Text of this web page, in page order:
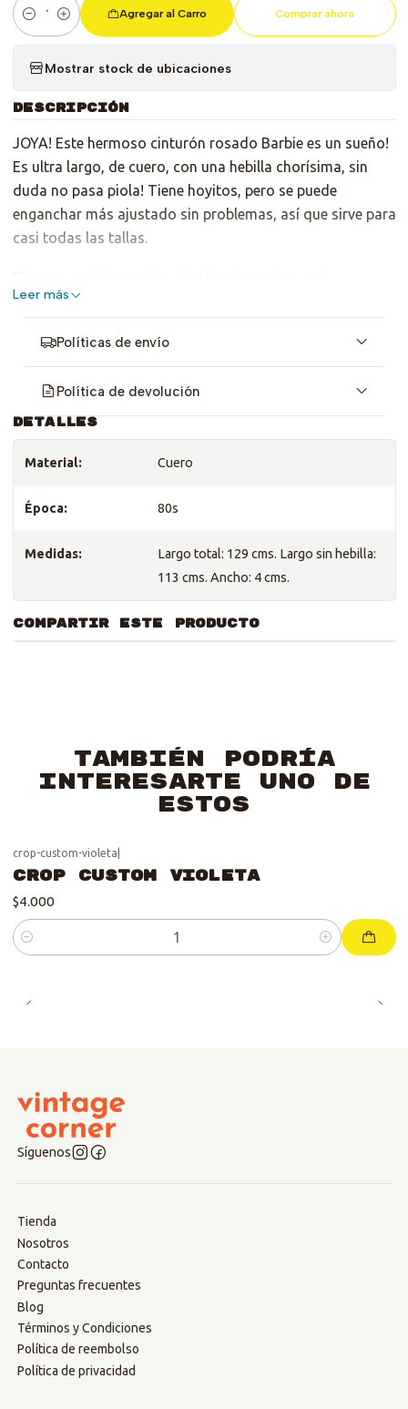
Cantidad
Agregar al Carro Comprar ahora
Mostrar stock de ubicaciones
DESCRIPCIÓN
JOYA! Este hermoso cinturón rosado Barbie es un sueño!
Es ultra largo, de cuero, con una hebilla chorísima, sin
duda no pasa piola! Tiene hoyitos, pero se puede
enganchar más ajustado sin problemas, así que sirve para
casi todas las tallas.
hidratado. Sólo tiene una pequeña "rayita" en la hebilla
Leer más
Políticas de envío
Política de devolución
DETALLES
Material: Cuero
Época: 80s
Medidas:
Largo total: 129 cms. Largo sin hebilla:
113 cms. Ancho: 4 cms.
COMPARTIR ESTE PRODUCTO
También podría
interesarte uno de
estos
crop-custom-violeta
Crop Custom Violeta
$4.000
Cantidad
Síguenos
Tienda
Nosotros
Contacto
Preguntas frecuentes
Blog
Términos y Condiciones
Política de reembolso
Política de privacidad